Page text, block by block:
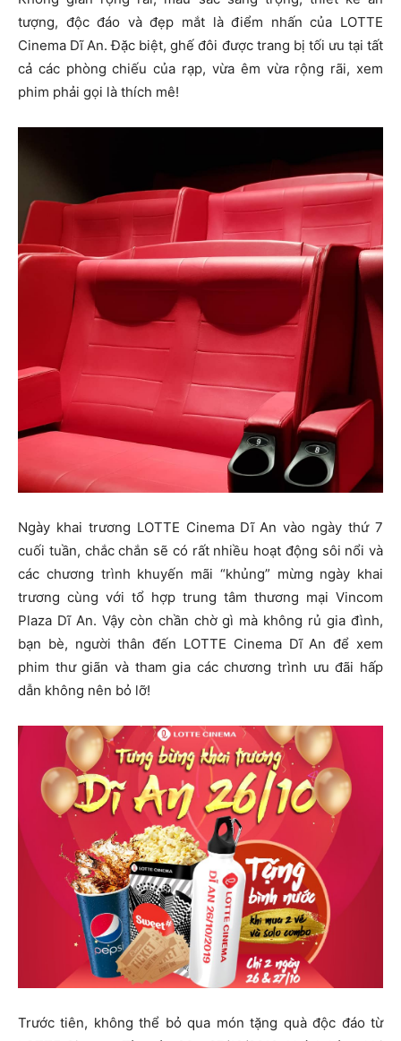
tượng, độc đáo và đẹp mắt là điểm nhấn của LOTTE
Cinema Dĩ An. Đặc biệt, ghế đôi được trang bị tối ưu tại tất
cả các phòng chiếu của rạp, vừa êm vừa rộng rãi, xem
phim phải gọi là thích mê!
Ngày khai trương LOTTE Cinema Dĩ An vào ngày thứ 7
cuối tuần, chắc chắn sẽ có rất nhiều hoạt động sôi nổi và
các chương trình khuyến mãi “khủng” mừng ngày khai
trương cùng với tổ hợp trung tâm thương mại Vincom
Plaza Dĩ An. Vậy còn chần chờ gì mà không rủ gia đình,
bạn bè, người thân đến LOTTE Cinema Dĩ An để xem
phim thư giãn và tham gia các chương trình ưu đãi hấp
dẫn không nên bỏ lỡ!
Trước tiên, không thể bỏ qua món tặng quà độc đáo từ